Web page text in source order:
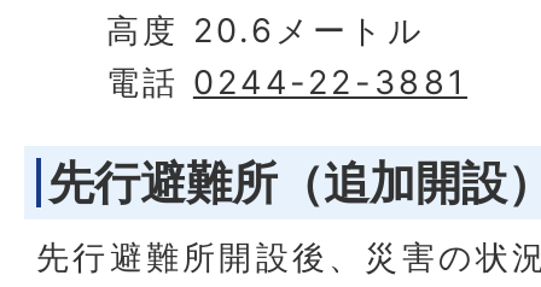
高度 20.6メートル
電話 0244-22-3881
先行避難所（追加開設
先行避難所開設後、災害の状